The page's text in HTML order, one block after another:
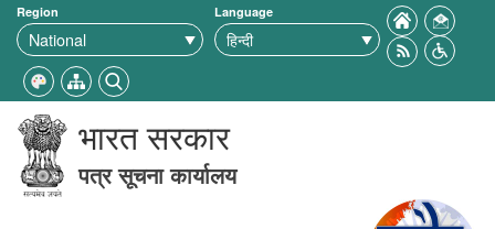
Region Language
भारत सरकार
पत्र सूचना कार्यालय